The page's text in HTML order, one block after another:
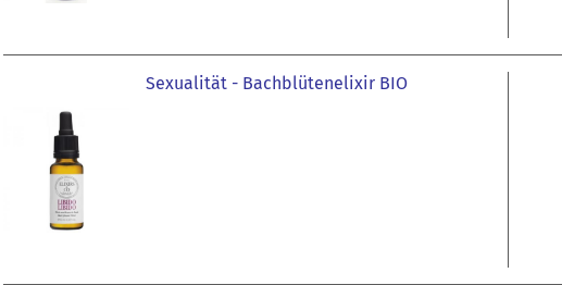
Sexualität - Bachblütenelixir BIO